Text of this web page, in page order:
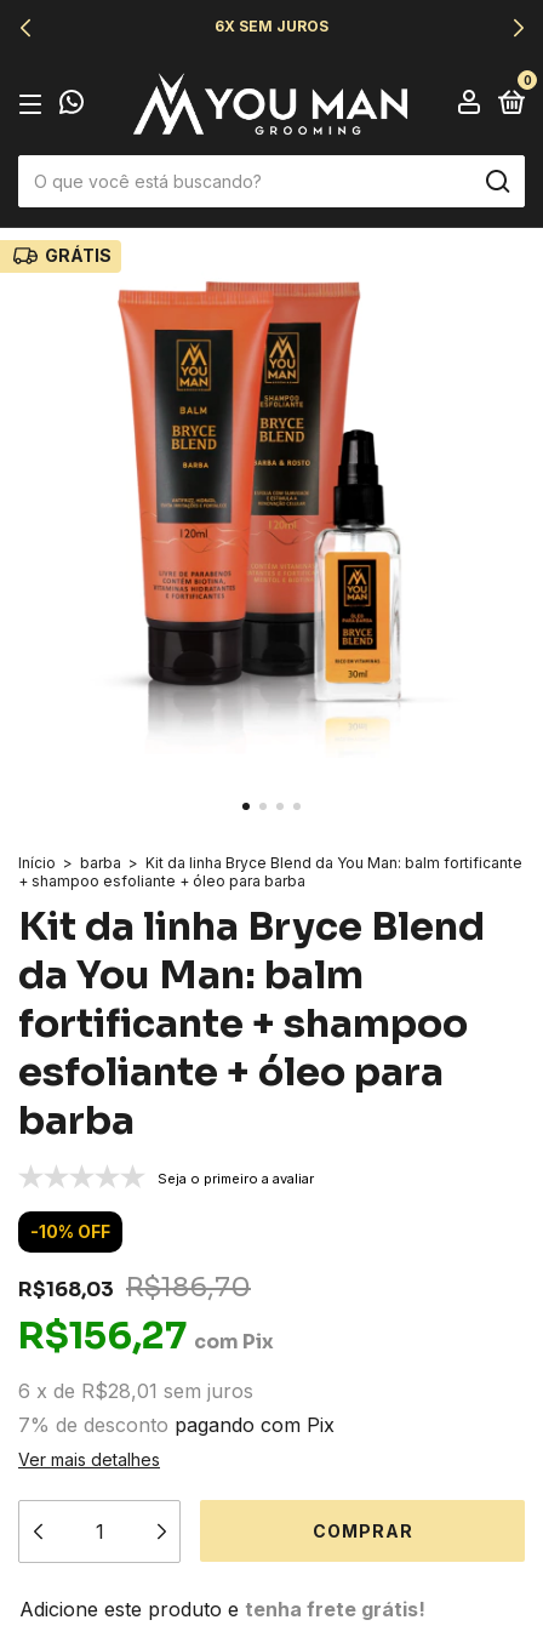
6X SEM JUROS
0
GRÁTIS
Início > barba > Kit da linha Bryce Blend da You Man: balm fortificante
+ shampoo esfoliante + óleo para barba
Kit da linha Bryce Blend
da You Man: balm
fortificante + shampoo
esfoliante + óleo para
barba
Seja o primeiro a avaliar
-10% OFF
R$168,03 R$186,70
R$156,27 com Pix
6 x de R$28,01 sem juros
7% de desconto pagando com Pix
Ver mais detalhes
Adicione este produto e tenha frete grátis!